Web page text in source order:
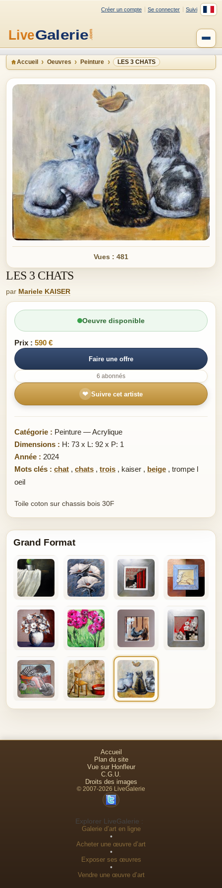
Créer un compte Se connecter Suivi
Accueil Oeuvres Peinture LES 3 CHATS
Vues : 481
LES 3 CHATS
par Mariele KAISER
Oeuvre disponible
Prix : 590 €
Faire une offre
6 abonnés
❤ Suivre cet artiste
Catégorie : Peinture — Acrylique
Dimensions : H: 73 x L: 92 x P: 1
Année : 2024
Mots clés : chat , chats , trois , kaiser , beige , trompe l
oeil
Toile coton sur chassis bois 30F
Grand Format
Accueil
Plan du site
Vue sur Honfleur
C.G.U.
Droits des images
© 2007-2026 LiveGalerie
Explorer LiveGalerie :
Galerie d’art en ligne
•
Acheter une œuvre d’art
•
Exposer ses œuvres
•
Vendre une œuvre d’art